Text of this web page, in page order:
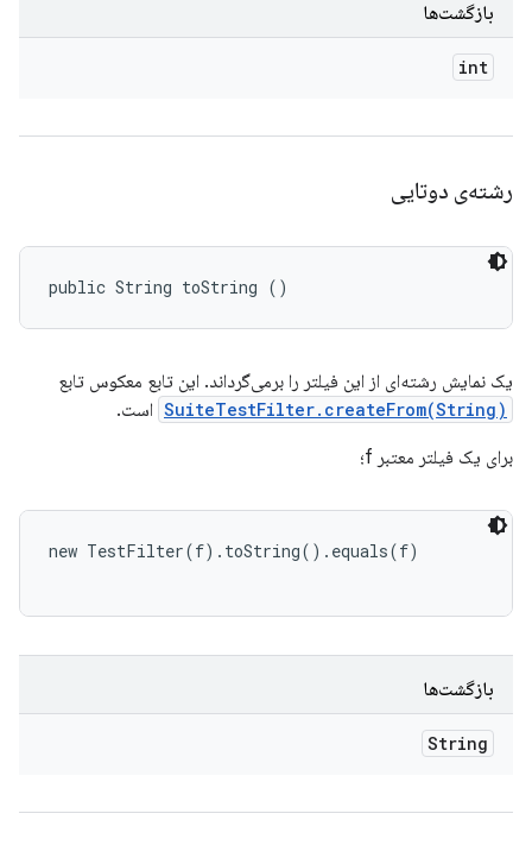
بازگشت‌ها
int
رشته‌ی دوتایی
public String toString ()
یک نمایش رشته‌ای از این فیلتر را برمی‌گرداند. این تابع معکوس تابع
SuiteTestFilter.createFrom(String) است.
برای یک فیلتر معتبر f؛
new TestFilter(f).toString().equals(f)
بازگشت‌ها
String